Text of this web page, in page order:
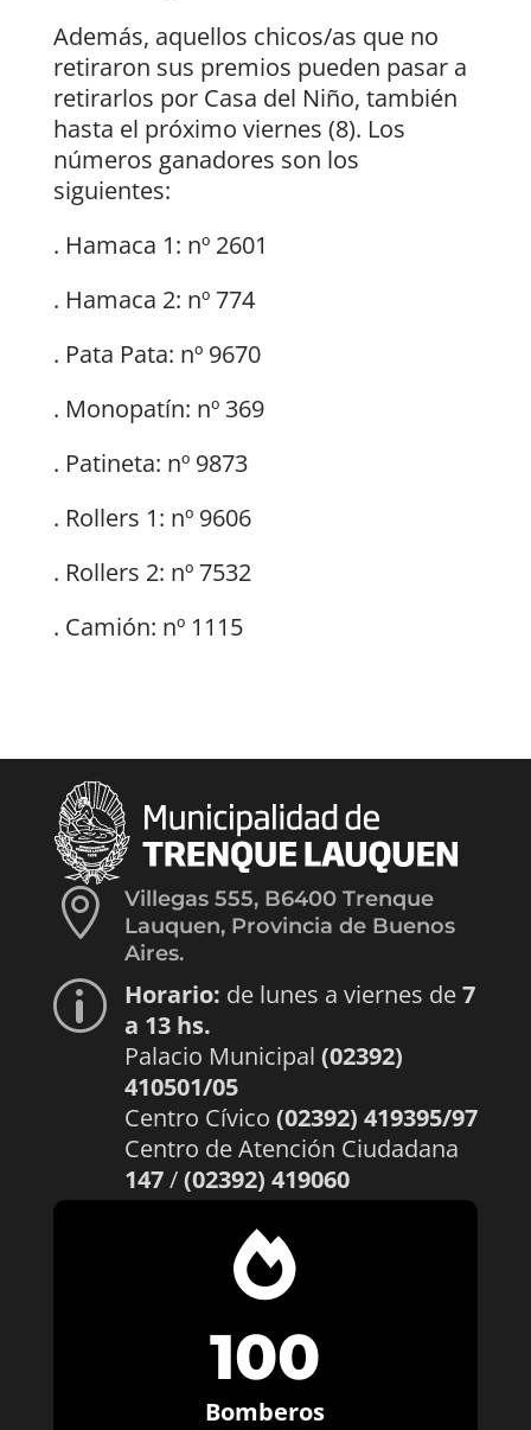
Además, aquellos chicos/as que no
retiraron sus premios pueden pasar a
retirarlos por Casa del Niño, también
hasta el próximo viernes (8). Los
números ganadores son los
siguientes:
. Hamaca 1: nº 2601
. Hamaca 2: nº 774
. Pata Pata: nº 9670
. Monopatín: nº 369
. Patineta: nº 9873
. Rollers 1: nº 9606
. Rollers 2: nº 7532
. Camión: nº 1115

Villegas 555, B6400 Trenque
Lauquen, Provincia de Buenos
Aires.
p Horario: de lunes a viernes de7
a 13 hs.
Palacio Municipal (02392)
410501/05
Centro Cívico (02392) 419395/97
Centro de Atención Ciudadana
147/(02392) 419060

100
Bomberos